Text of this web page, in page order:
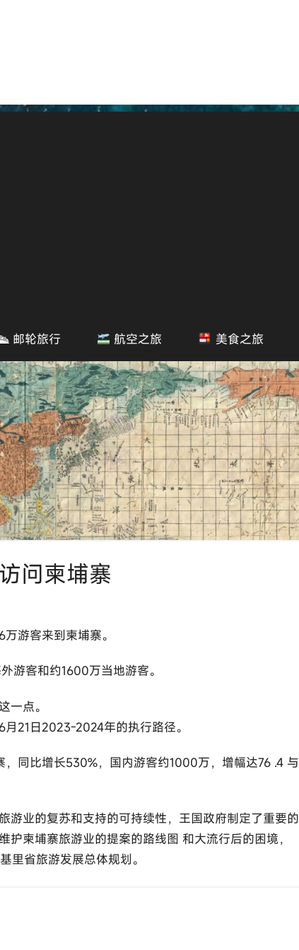
邮轮旅行 航空之旅 美食之旅
问柬埔寨
游客来到柬埔寨。
游客和约1600万当地游客。
一点。
21日2023-2024年的执行路径。
同比增长530%，国内游客约1000万，增幅达76 .4 与
游业的复苏和支持的可持续性，王国政府制定了重要的
柬埔寨旅游业的提案的路线图 和大流行后的困境，
省旅游发展总体规划。